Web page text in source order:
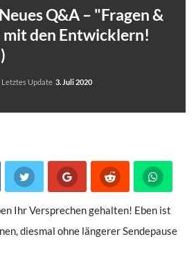
Q&A – "Fragen &
den Entwicklern!
Letztes Update 3. Juli 2020
Ihr Versprechen gehalten! Eben ist
diesmal ohne längerer Sendepause